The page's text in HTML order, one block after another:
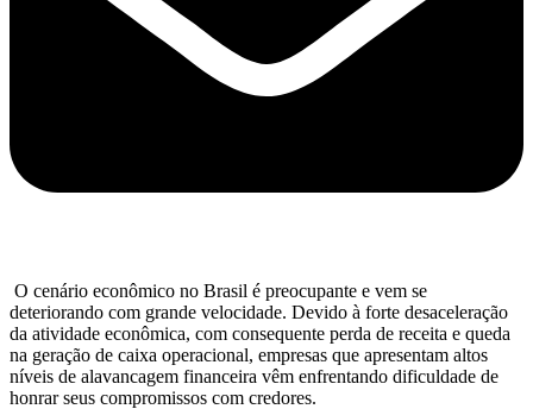
O cenário econômico no Brasil é preocupante e vem se
deteriorando com grande velocidade. Devido à forte desaceleração
da atividade econômica, com consequente perda de receita e queda
na geração de caixa operacional, empresas que apresentam altos
níveis de alavancagem financeira vêm enfrentando dificuldade de
honrar seus compromissos com credores.